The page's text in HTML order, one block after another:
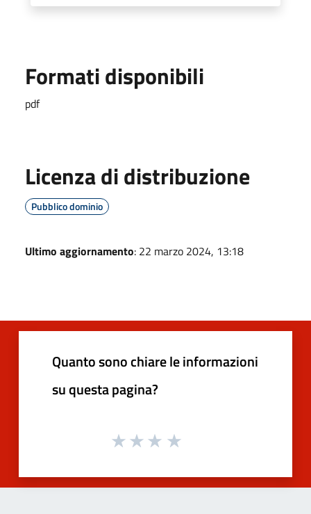
Formati disponibili
pdf
Licenza di distribuzione
Pubblico dominio
Ultimo aggiornamento: 22 marzo 2024, 13:18
Quanto sono chiare le informazioni
su questa pagina?